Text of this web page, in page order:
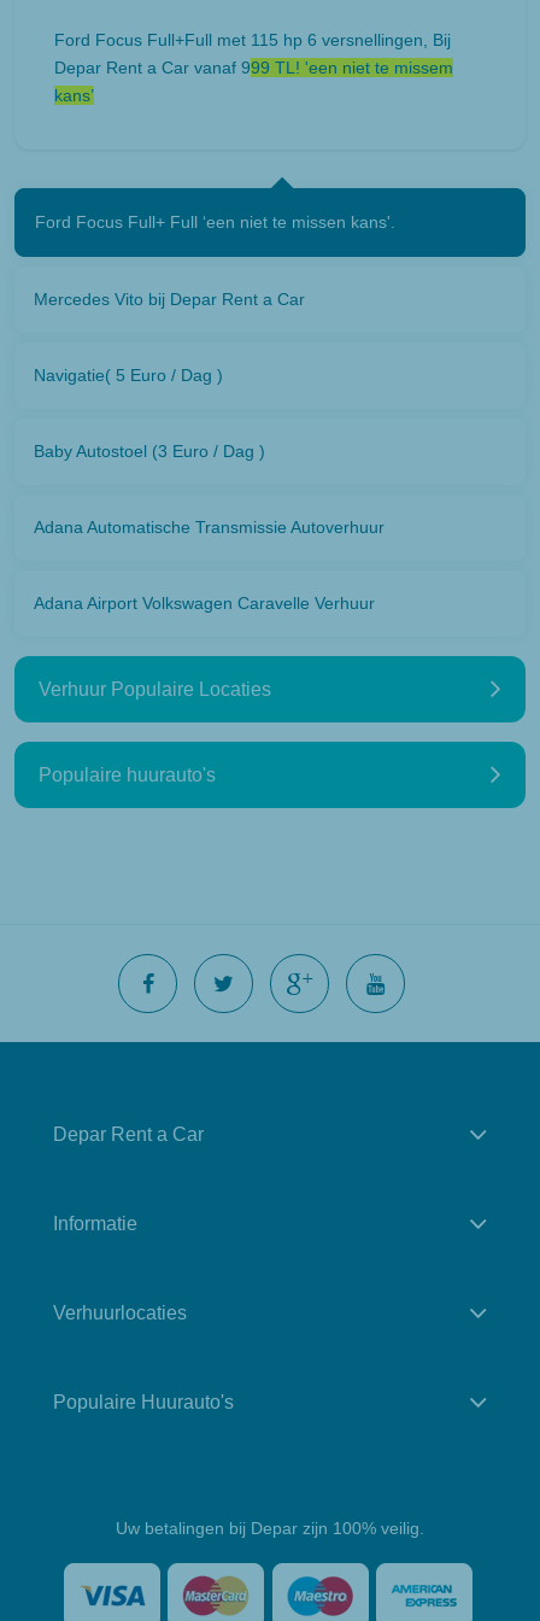
Ford Focus Full+Full met 115 hp 6 versnellingen, Bij
Depar Rent a Car vanaf 999 TL! 'een niet te missem
kans’
Ford Focus Full+ Full ‘een niet te missen kans'.
Mercedes Vito bij Depar Rent a Car
Navigatie( 5 Euro / Dag )
Baby Autostoel (3 Euro / Dag )
Adana Automatische Transmissie Autoverhuur
Adana Airport Volkswagen Caravelle Verhuur
Verhuur Populaire Locaties
Populaire huurauto's
Depar Rent a Car
Informatie
Verhuurlocaties
Populaire Huurauto's
Uw betalingen bij Depar zijn 100% veilig.